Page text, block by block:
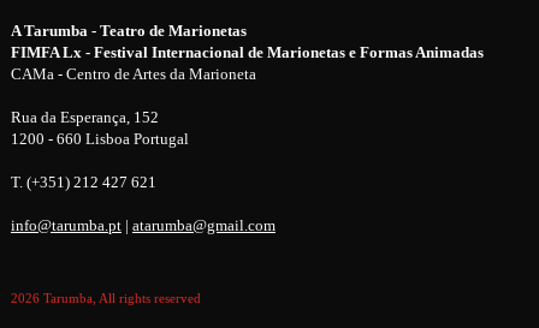
A Tarumba - Teatro de Marionetas
FIMFA Lx - Festival Internacional de Marionetas e Formas Animadas
CAMa - Centro de Artes da Marioneta
Rua da Esperança, 152
1200 - 660 Lisboa Portugal
T. (+351) 212 427 621
info@tarumba.pt| atarumba@gmail.com
2026 Tarumba, All rights reserved